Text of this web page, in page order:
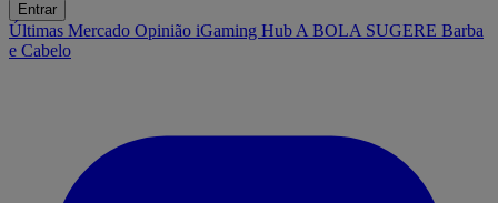
Entrar
Últimas Mercado Opinião iGaming Hub A BOLA SUGERE Barba
e Cabelo